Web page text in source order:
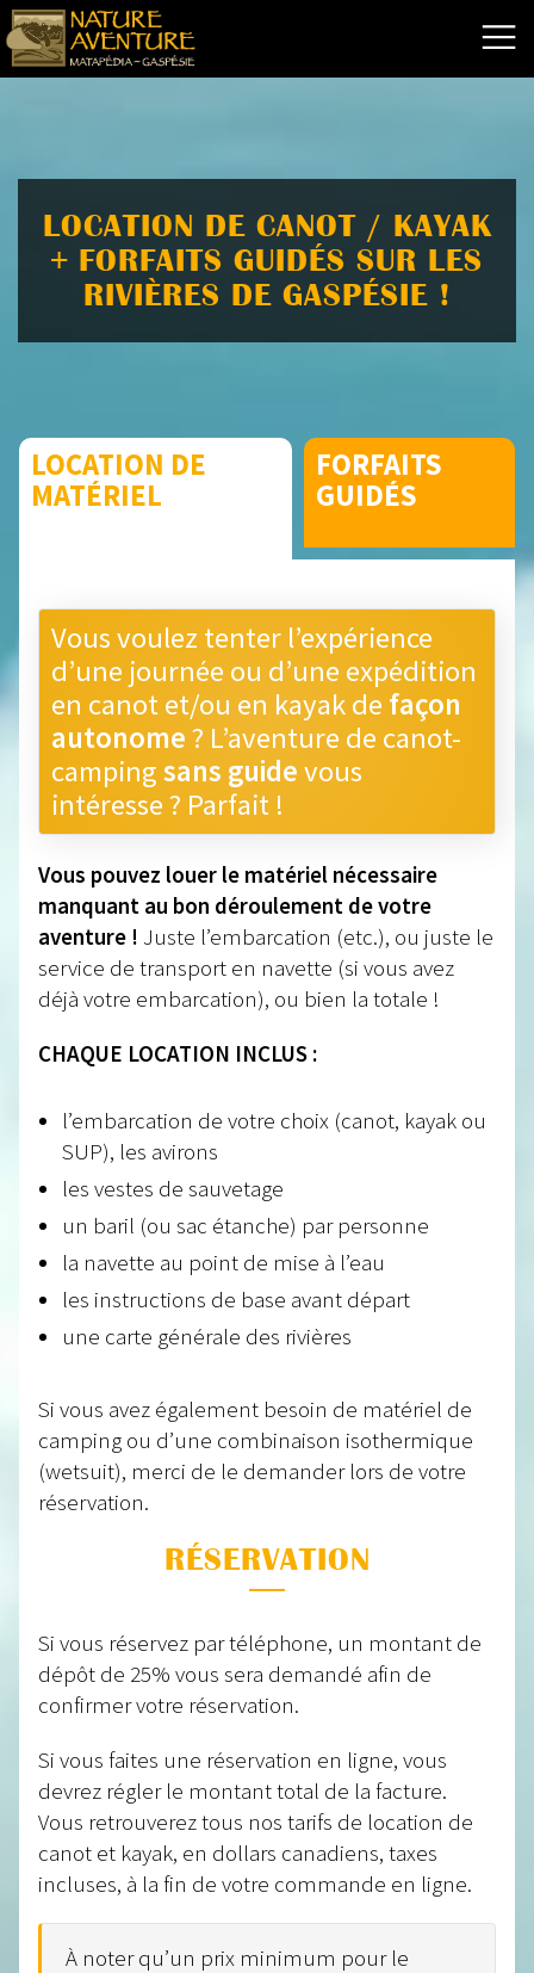
LOCATION DE CANOT / KAYAK
+ FORFAITS GUIDÉS SUR LES
RIVIÈRES DE GASPÉSIE !
LOCATION DE
MATÉRIEL
FORFAITS
GUIDÉS
Vous voulez tenter l’expérience
d’une journée ou d’une expédition
en canot et/ou en kayak de façon
autonome? L’aventure de canot-
campingsans guidevous
intéresse ? Parfait !
Vous pouvez louer le matériel nécessaire
manquant au bon déroulement de votre
aventure ! Juste l’embarcation (etc.), ou juste le
service de transport en navette (si vous avez
déjà votre embarcation), ou bien la totale !
CHAQUE LOCATION INCLUS :
l’embarcation de votre choix (canot, kayak ou
SUP), les avirons
les vestes de sauvetage
un baril (ou sac étanche) par personne
la navette au point de mise à l’eau
les instructions de base avant départ
une carte générale des rivières
Si vous avez également besoin de matériel de
camping ou d’une combinaison isothermique
(wetsuit), merci de le demander lors de votre
réservation.
RÉSERVATION
Si vous réservez par téléphone, un montant de
dépôt de 25% vous sera demandé afin de
confirmer votre réservation.
Si vous faites une réservation en ligne, vous
devrez régler le montant total de la facture.
Vous retrouverez tous nos tarifs de location de
canot et kayak, en dollars canadiens, taxes
incluses, à la fin de votre commande en ligne.
À noter qu’un prix minimum pour le